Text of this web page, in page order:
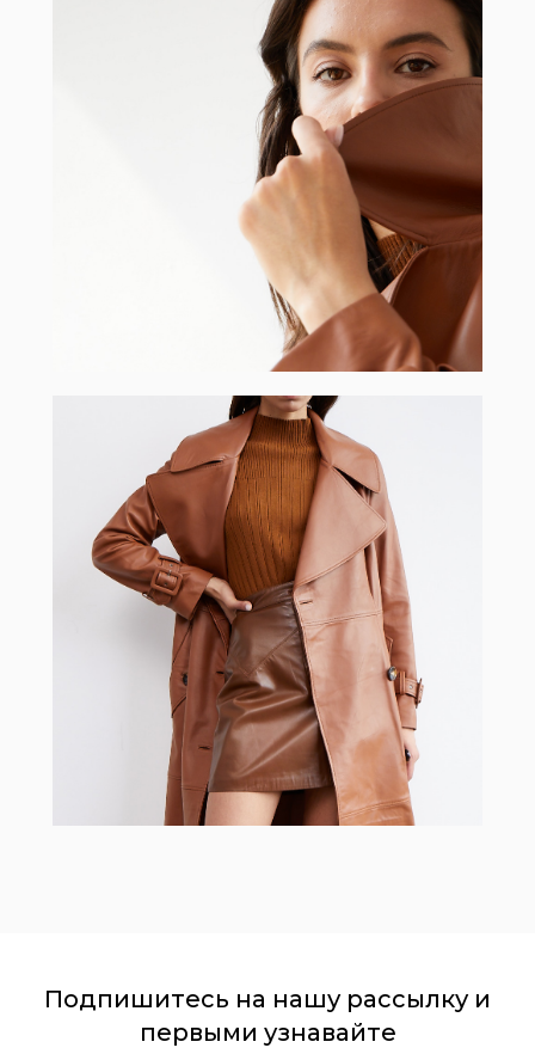
Подпишитесь на нашу рассылку и
первыми узнавайте